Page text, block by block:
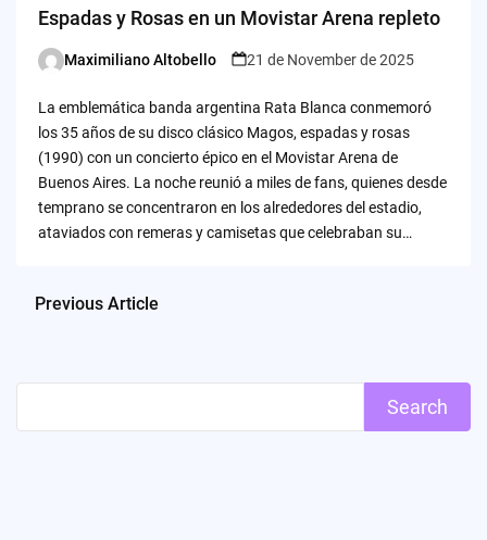
Espadas y Rosas en un Movistar Arena repleto
Posted
Maximiliano Altobello 21 de November de 2025
La emblemática banda argentina Rata Blanca conmemoró
los 35 años de su disco clásico Magos, espadas y rosas
(1990) con un concierto épico en el Movistar Arena de
Buenos Aires. La noche reunió a miles de fans, quienes desde
temprano se concentraron en los alrededores del estadio,
ataviados con remeras y camisetas que celebraban su…
Previous Article
Search